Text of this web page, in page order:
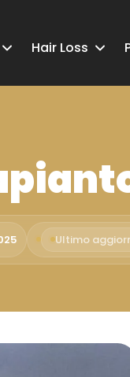
Hair Loss
Ultimo